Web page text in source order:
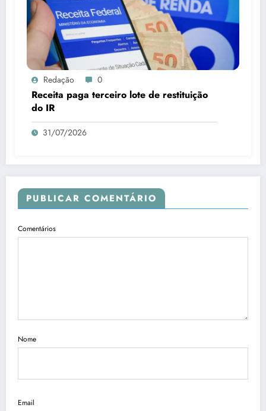
Redação 0
Receita paga terceiro lote de restituição
do IR
31/07/2026
PUBLICAR COMENTÁRIO
Comentários
Nome
Email